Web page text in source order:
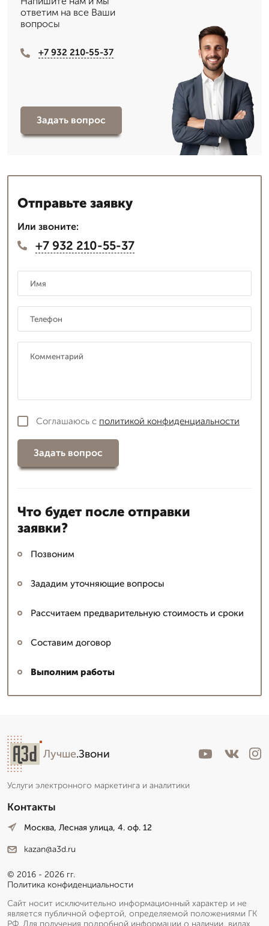
ответим на все Ваши
вопросы
+7 932 210-55-37
Задать вопрос
Отправьте заявку
Или звоните:
+7 932 210-55-37
Соглашаюсь с политикой конфиденциальности
Задать вопрос
Что будет после отправки
заявки?
Позвоним
Зададим уточняющие вопросы
Рассчитаем предварительную стоимость и сроки
Составим договор
Выполним работы
Лучше.Звони
Услуги электронного маркетинга и аналитики
Контакты
Москва, Лесная улица, 4. оф. 12
kazan@a3d.ru
© 2016 - 2026 гг.
Политика конфиденциальности
Сайт носит исключительно информационный характер и не
является публичной офертой, определяемой положениями ГК